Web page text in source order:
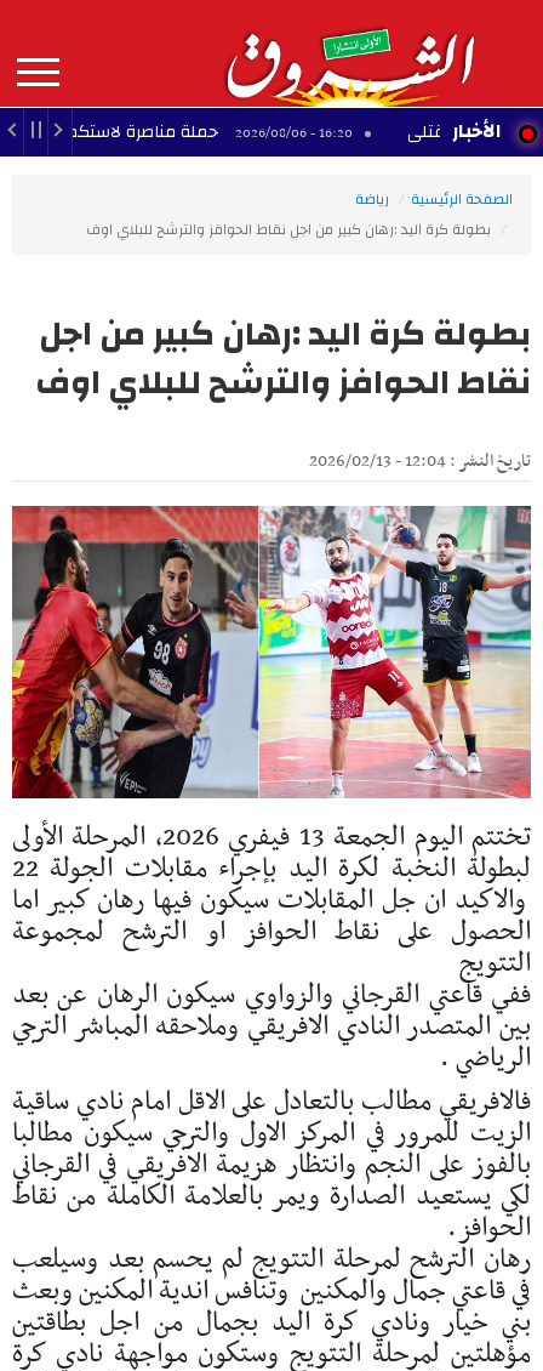
contenu
principal
MAIN
NAVIGATION الأخبار
القتلى 16:20 - 2026/08/06 حملة مناصرة لاستكمال مشروع
الصفحة الرئيسية
رياضة
بطولة كرة اليد :رهان كبير من اجل نقاط الحوافز والترشح للبلاي اوف
بطولة كرة اليد :رهان كبير من اجل
نقاط الحوافز والترشح للبلاي اوف
تاريخ النشر : 12:04 - 2026/02/13
تختتم اليوم الجمعة 13 فيفري 2026، المرحلة الأولى
لبطولة النخبة لكرة اليد بإجراء مقابلات الجولة 22
والاكيد ان جل المقابلات سيكون فيها رهان كبير اما
الحصول على نقاط الحوافز او الترشح لمجموعة
التتويج
ففي قاعتي القرجاني والزواوي سيكون الرهان عن بعد
بين المتصدر النادي الافريقي وملاحقه المباشر الترجي
الرياضي .
فالافريقي مطالب بالتعادل على الاقل امام نادي ساقية
الزيت للمرور في المركز الاول والترجي سيكون مطالبا
بالفوز على النجم وانتظار هزيمة الافريقي في القرجاني
لكي يستعيد الصدارة ويمر بالعلامة الكاملة من نقاط
الحوافز.
رهان الترشح لمرحلة التتويج لم يحسم بعد وسيلعب
في قاعتي جمال والمكنين وتنافس اندية المكنين وبعث
بني خيار ونادي كرة اليد بجمال من اجل بطاقتين
مؤهلتين لمرحلة التتويج وستكون مواجهة نادي كرة